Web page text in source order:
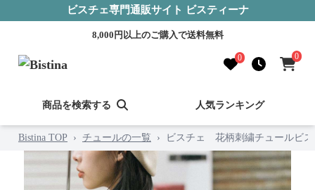
ビスチェ専門通販サイト ビスティーナ
8,000円以上のご購入で送料無料
0 0
商品を検索する 人気ランキング
Bistina TOP › チュールの一覧 › ビスチェ 花柄刺繍チュールビス